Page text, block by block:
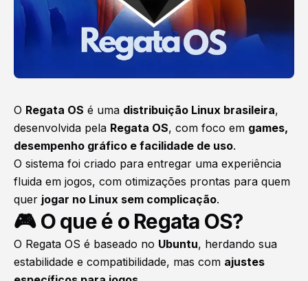
O Regata OS é uma distribuição Linux brasileira,
desenvolvida pela Regata OS, com foco em games,
desempenho gráfico e facilidade de uso.
O sistema foi criado para entregar uma experiência
fluida em jogos, com otimizações prontas para quem
quer jogar no Linux sem complicação.
🎮 O que é o Regata OS?
O Regata OS é baseado no Ubuntu, herdando sua
estabilidade e compatibilidade, mas com ajustes